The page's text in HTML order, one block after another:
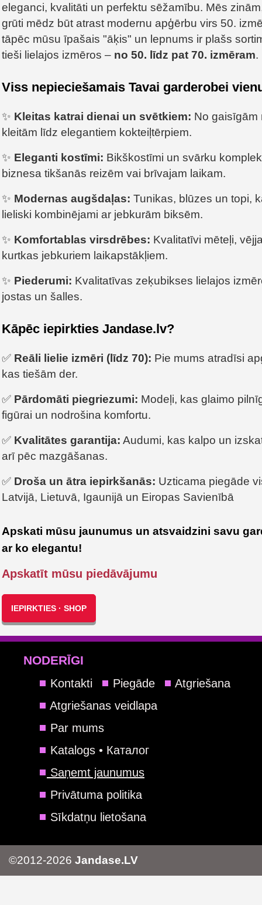
eleganci, kvalitāti un perfektu sēžamību. Mēs
grūti mēdz būt atrast modernu apģērbu virs 50.
tāpēc mūsu īpašais "āķis" un lepnums ir plašs
tieši lielajos izmēros – no 50. līdz pat 70. izmēram.
Viss nepieciešamais Tavai garderobei
✨ Kleitas katrai dienai un svētkiem: No gaisīgām
kleitām līdz elegantiem kokteiļtērpiem.
✨ Eleganti kostīmi: Bikškostīmi un svārku
biznesa tikšanās reizēm vai brīvajam laikam.
✨ Modernas augšdaļas: Tunikas, blūzes un topi,
lieliski kombinējami ar jebkurām biksēm.
✨ Komfortablas virsdrēbes: Kvalitatīvi mēteļi,
kurtkas jebkuriem laikapstākļiem.
✨ Piederumi: Kvalitatīvas zeķubikses lielajos
jostas un šalles.
Kāpēc iepirkties Jandase.lv?
✅ Reāli lielie izmēri (līdz 70): Pie mums atradīsi
kas tiešām der.
✅ Pārdomāti piegriezumi: Modeļi, kas glaimo
figūrai un nodrošina komfortu.
✅ Kvalitātes garantija: Audumi, kas kalpo un
arī pēc mazgāšanas.
✅ Droša un ātra iepirkšanās: Uzticama piegāde
Latvijā, Lietuvā, Igaunijā un Eiropas Savienībā
Apskati mūsu jaunumus un atsvaidzini savu
ar ko elegantu!
Apskatīt mūsu piedāvājumu
IEPIRKTIES · SHOP
NODERĪGI
Kontakti Piegāde
Atgriešana
Atgriešanas veidlapa
Par mums
Katalogs • Каталог
Saņemt jaunumus
Privātuma politika
Sīkdatņu lietošana
©2012-2026 Jandase.LV